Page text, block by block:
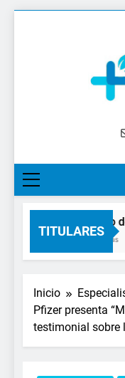
TITULARES
El impacto
10 Horas Atrás
Inicio
Pfizer presenta
testimonial sobre